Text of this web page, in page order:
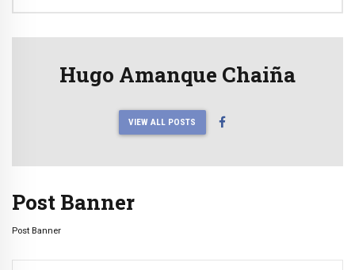
Hugo Amanque Chaiña
VIEW ALL POSTS
Post Banner
Post Banner